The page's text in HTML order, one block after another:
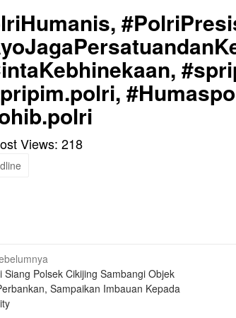
Views: 218
Siang Polsek Cikijing Sambangi Objek
Sampaikan Imbauan Kepada